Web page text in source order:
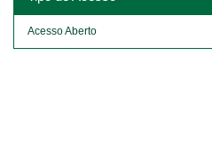
Acesso Aberto